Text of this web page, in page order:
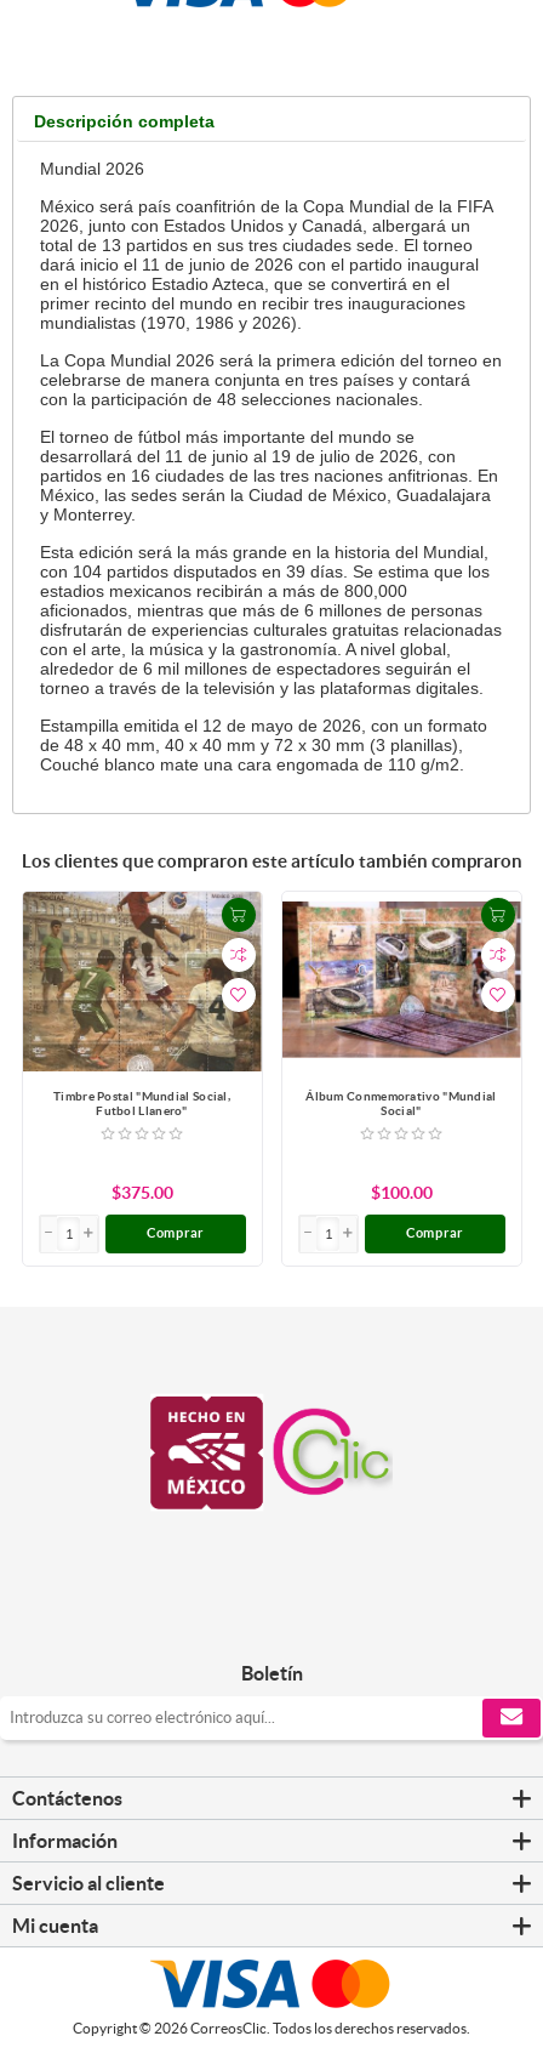
Descripción completa
Mundial 2026
México será país coanfitrión de la Copa Mundial de la FIFA
2026, junto con Estados Unidos y Canadá, albergará un
total de 13 partidos en sus tres ciudades sede. El torneo
dará inicio el 11 de junio de 2026 con el partido inaugural
en el histórico Estadio Azteca, que se convertirá en el
primer recinto del mundo en recibir tres inauguraciones
mundialistas (1970, 1986 y 2026).
La Copa Mundial 2026 será la primera edición del torneo en
celebrarse de manera conjunta en tres países y contará
con la participación de 48 selecciones nacionales.
El torneo de fútbol más importante del mundo se
desarrollará del 11 de junio al 19 de julio de 2026, con
partidos en 16 ciudades de las tres naciones anfitrionas. En
México, las sedes serán la Ciudad de México, Guadalajara
y Monterrey.
Esta edición será la más grande en la historia del Mundial,
con 104 partidos disputados en 39 días. Se estima que los
estadios mexicanos recibirán a más de 800,000
aficionados, mientras que más de 6 millones de personas
disfrutarán de experiencias culturales gratuitas relacionadas
con el arte, la música y la gastronomía. A nivel global,
alrededor de 6 mil millones de espectadores seguirán el
torneo a través de la televisión y las plataformas digitales.
Estampilla emitida el 12 de mayo de 2026, con un formato
de 48 x 40 mm, 40 x 40 mm y 72 x 30 mm (3 planillas),
Couché blanco mate una cara engomada de 110 g/m2.
Los clientes que compraron este artículo también compraron
Timbre Postal "Mundial Social,
Futbol Llanero"
$375.00
Comprar
Álbum Conmemorativo "Mundial
Social"
$100.00
Comprar
Boletín
Contáctenos
Información
Servicio al cliente
Mi cuenta
Copyright © 2026 CorreosClic. Todos los derechos reservados.